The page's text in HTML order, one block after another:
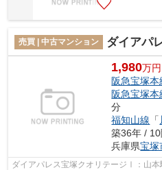
売買 | 中古マンション ダイアパ
1,980万円
阪急宝塚本
阪急宝塚本
分
福知山線 「
築36年 / 10
兵庫県宝塚
ダイアパレス宝塚クオリテージⅠ：山